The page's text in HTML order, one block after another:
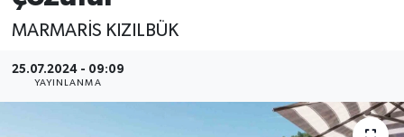
MARMARİS KIZILBÜK
25.07.2024 - 09:09
YAYINLANMA
KÜLTÜR SANAT
MAGAZİN